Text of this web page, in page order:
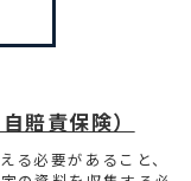
賠責保険）
る必要があること、